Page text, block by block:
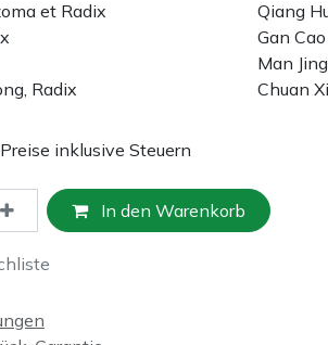
et Radix
Qiang
Gan Cao
Man
Radix
Chuan
inklusive Steuern
In den Warenkorb